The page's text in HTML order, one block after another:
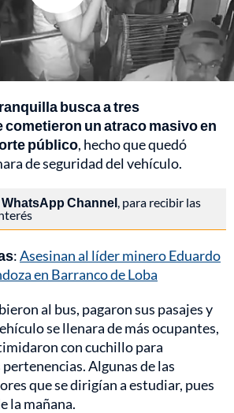
busca a tres
un atraco masivo en
público, hecho que quedó
de seguridad del vehículo.
WhatsApp Channel , para recibir las
:Asesinan al líder minero Eduardo
en Barranco de Loba
al bus, pagaron sus pasajes y
se llenara de más ocupantes,
con cuchillo para
Algunas de las
que se dirigían a estudiar, pues
la mañana.